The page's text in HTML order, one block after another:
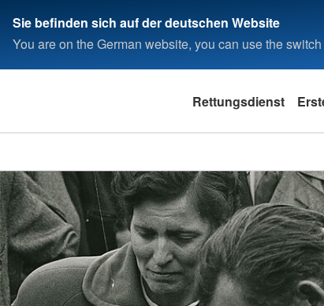
Sie befinden sich auf der deutschen Website
You are on the German website, you can use the
Rettungsdienst